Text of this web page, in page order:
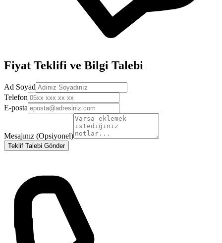
Fiyat Teklifi ve Bilgi Talebi
Ad Soyad
Telefon
E-posta
Mesajınız (Opsiyonel)
Teklif Talebi Gönder